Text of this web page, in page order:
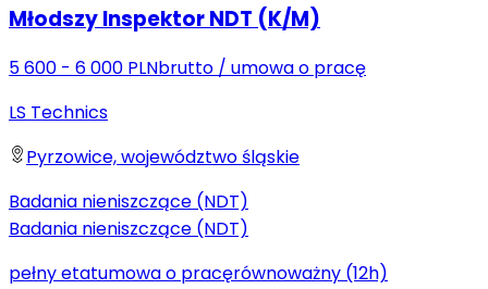
Młodszy Inspektor NDT (K/M)
5 600 - 6 000 PLNbrutto / umowa o pracę
LS Technics
Pyrzowice, województwo śląskie
Badania nieniszczące (NDT)
Badania nieniszczące (NDT)
pełny etatumowa o pracęrównoważny (12h)